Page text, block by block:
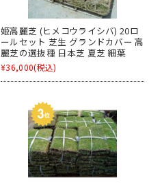
姫高麗芝 (ヒメコウライシバ) 20ロ
ールセット 芝生 グランドカバー 高
麗芝の選抜種 日本芝 夏芝 細葉
¥36,000(税込)